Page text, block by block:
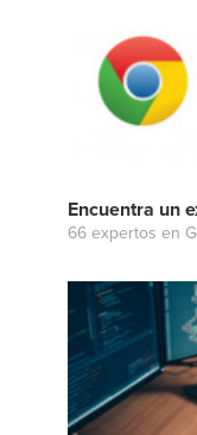
Encuentra un
66 expertos en